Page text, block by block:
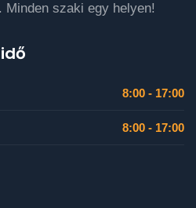
szaki egy helyen!
8:00 - 17:00
8:00 - 17:00